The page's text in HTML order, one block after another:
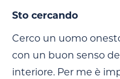
Sto cercando
Cerco un uomo
con un buon senso
interiore. Per me è